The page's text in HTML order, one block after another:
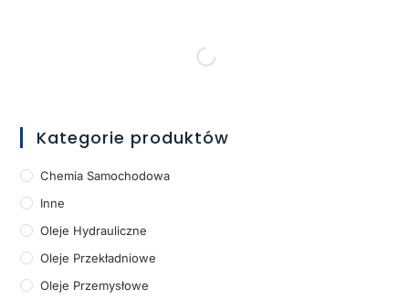
Kategorie produktów
Chemia Samochodowa
Inne
Oleje Hydrauliczne
Oleje Przekładniowe
Oleje Przemysłowe